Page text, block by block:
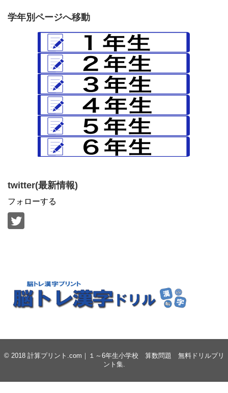
学年別ページへ移動
twitter(最新情報)
フォローする
© 2018 計算プリント.com｜１～6年生小学校 算数問題 無料ドリルプリ
ント集.